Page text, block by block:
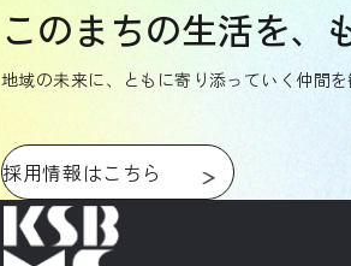
このまちの生活を、
地域の未来に、ともに寄り添っていく仲間を
採用情報はこちら